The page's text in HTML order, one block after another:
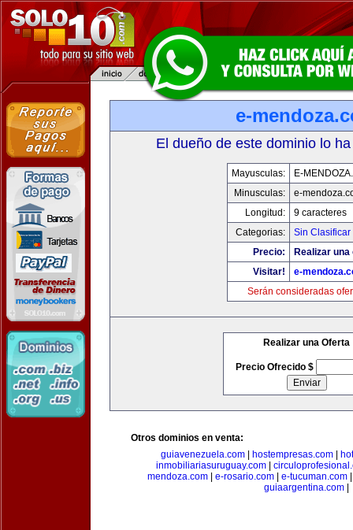
e-
El dueño de este dominio lo
Mayusculas:
E-
Minusculas:
e-
Longitud:
9 caracteres
Categorias:
Sin Clasificar
Precio:
Realizar
Visitar!
e-
Serán consideradas
Realizar una Oferta
Precio Ofrecido $
Otros dominios en venta:
guiavenezuela.com| hostempresas.com|
inmobiliariasuruguay.com|
mendoza.com
e-rosario.com e-tucuman.com
guiaargentina.com